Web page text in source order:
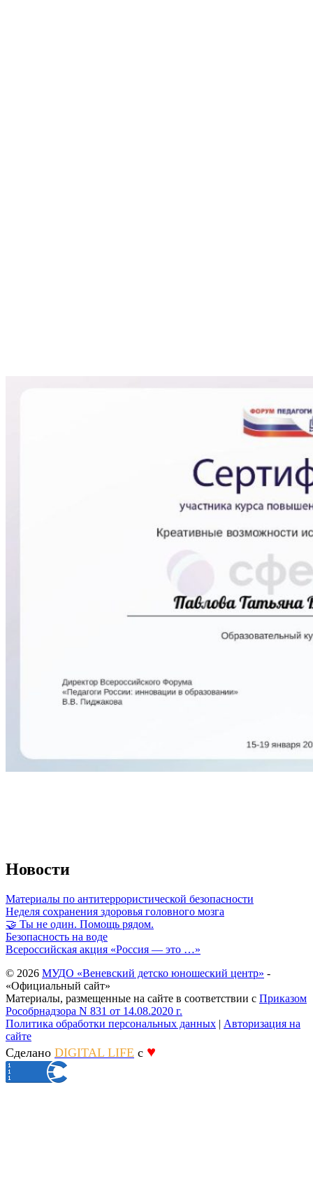
Новости
Материалы по антитеррористической безопасности
Неделя сохранения здоровья головного мозга
🤝 Ты не один. Помощь рядом.
Безопасность на воде
Всероссийская акция «Россия — это …»
© 2026 МУДО «Веневский детско юношеский центр» -
«Официальный сайт»
Материалы, размещенные на сайте в соответствии с Приказом
Рособрнадзора N 831 от 14.08.2020 г.
Политика обработки персональных данных | Авторизация на
сайте
Сделано DIGITAL LIFE с ♥